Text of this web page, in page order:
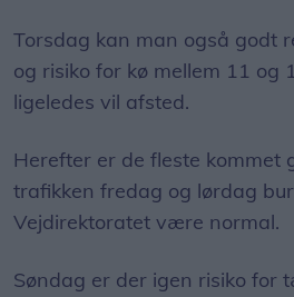
Torsdag kan man også godt
og risiko for kø mellem 11 og
ligeledes vil afsted.
Herefter er de fleste kommet
trafikken fredag og lørdag
Vejdirektoratet være normal.
Søndag er der igen risiko for